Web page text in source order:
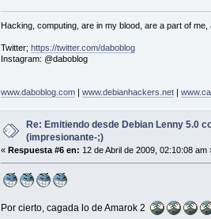
Hacking, computing, are in my blood, are a part of
Twitter; https://twitter.com/daboblog
Instagram: @daboblog
www.daboblog.com| www.debianhackers.net|
Re: Emitiendo desde Debian Lenny 5.0
(impresionante-;)
« Respuesta #6 en: 12 de Abril de 2009, 02:10:08 am
Por cierto, cagada lo de Amarok 2